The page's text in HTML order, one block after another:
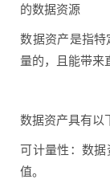
的数据资源
数据资产是指
量的，且能带来
数据资产具有以
可计量性‌：数
值。